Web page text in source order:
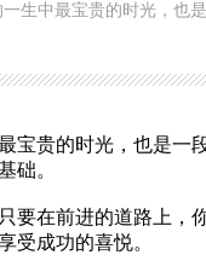
生中最宝贵的时光，也
宝贵的时光，也是一
础。
要在前进的道路上，
受成功的喜悦。